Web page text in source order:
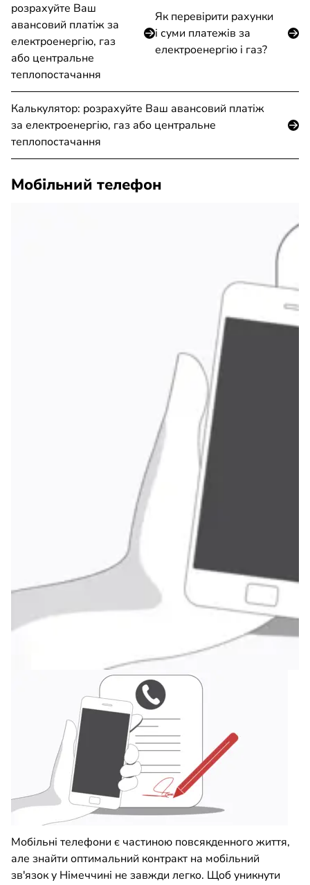
розрахуйте Ваш
авансовий платіж за
електроенергію, газ
або центральне
теплопостачання
Як перевірити рахунки
і суми платежів за
електроенергію і газ?
Калькулятор: розрахуйте Ваш авансовий платіж
за електроенергію, газ або центральне
теплопостачання
Мобільний телефон
Мобільні телефони є частиною повсякденного життя,
але знайти оптимальний контракт на мобільний
зв'язок у Німеччині не завжди легко. Щоб уникнути